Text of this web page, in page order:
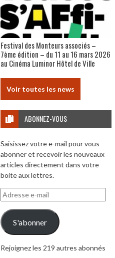
Festival des Monteurs associés –
7ème édition – du 11 au 16 mars 2026
au Cinéma Luminor Hôtel de Ville
Voir toutes les news
ABONNEZ-VOUS
Saisissez votre e-mail pour vous
abonner et recevoir les nouveaux
articles directement dans votre
boite aux lettres.
Adresse
e-
mail
S'abonner
Rejoignez les 219 autres abonnés